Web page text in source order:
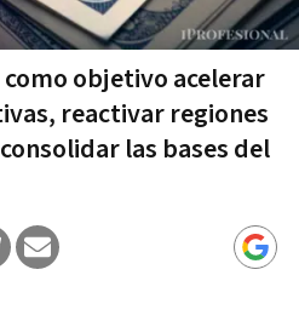
objetivo acelerar
reactivar regiones
las bases del